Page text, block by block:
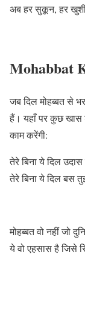
अब हर सुकून, हर खुशी
Mohabbat
जब दिल मोहब्बत से
हैं। यहाँ पर कुछ खास
काम करेंगी:
तेरे बिना ये दिल उदास
तेरे बिना ये दिल बस
मोहब्बत वो नहीं जो
ये वो एहसास है जिसे